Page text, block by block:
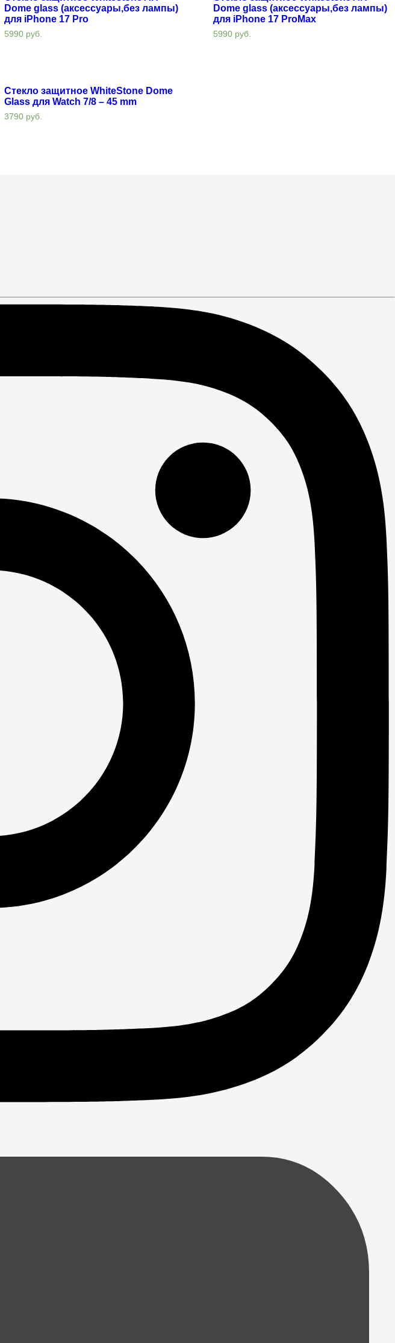
Dome glass (аксессуары,без лампы)
для iPhone 17 Pro
5990 руб.
Dome glass (аксессуары,без лампы)
для iPhone 17 ProMax
5990 руб.
Стекло защитное WhiteStone Dome
Glass для Watch 7/8 – 45 mm
3790 руб.